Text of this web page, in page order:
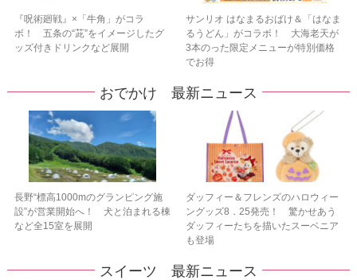
『呪術廻戦』×「牛角」がコラ
ボ！ 五条の“茈”をイメージしたグ
ッズ付きドリンクなど展開
サンリオ はなまるおばけ＆「はなま
るうどん」がコラボ！ 大海老天が
3本のった限定メニューが特別価格
でお得
おでかけ 最新ニュース
長野“標高1000mのグランピング施
設”が営業開始へ！ 犬と泊まれる棟
など全15室を展開
ダッフィー＆フレンズのハロウィー
ングッズ8．25発売！ 驚かせあう
ダッフィーたちを描いたスーベニア
も登場
スイーツ 最新ニュース